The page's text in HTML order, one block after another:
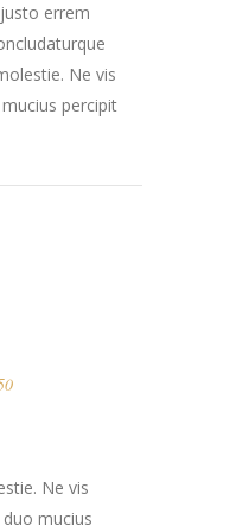
errem
Ne vis
percipit
Ne vis
mucius